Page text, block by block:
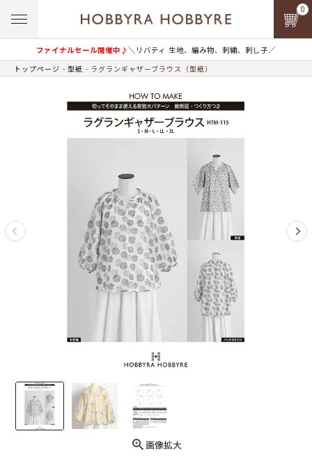
ファイナルセール開催中♪＼リバティ 生地、編み物、刺繍、刺し子／
0
トップページ 型紙 ラグランギャザーブラウス（型紙）
画像拡大